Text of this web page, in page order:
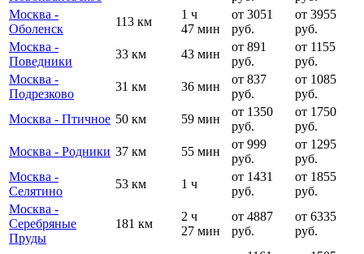
Москва -
Оболенск
113 км
1 ч
47 мин
от 3051
руб.
от 3955
руб.
Москва -
Поведники
33 км 43 мин
от 891
руб.
от 1155
руб.
Москва -
Подрезково
31 км 36 мин
от 837
руб.
от 1085
руб.
Москва - Птичное 50 км 59 мин
от 1350
руб.
от 1750
руб.
Москва - Родники 37 км 55 мин
от 999
руб.
от 1295
руб.
Москва -
Селятино
53 км 1 ч
от 1431
руб.
от 1855
руб.
Москва -
Серебряные
Пруды
181 км
2 ч
27 мин
от 4887
руб.
от 6335
руб.